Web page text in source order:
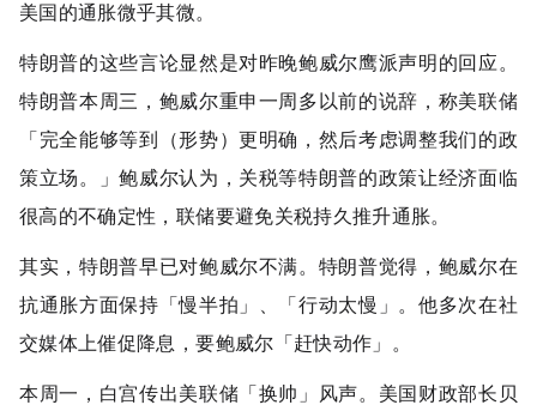
美国的通胀微乎其微。
特朗普的这些言论显然是对昨晚鲍威尔鹰派声明的回应。
特朗普本周三，鲍威尔重申一周多以前的说辞，称美联储
「完全能够等到（形势）更明确，然后考虑调整我们的政
策立场。」鲍威尔认为，关税等特朗普的政策让经济面临
很高的不确定性，联储要避免关税持久推升通胀。
其实，特朗普早已对鲍威尔不满。特朗普觉得，鲍威尔在
抗通胀方面保持「慢半拍」、「行动太慢」。他多次在社
交媒体上催促降息，要鲍威尔「赶快动作」。
本周一，白宫传出美联储「换帅」风声。美国财政部长贝